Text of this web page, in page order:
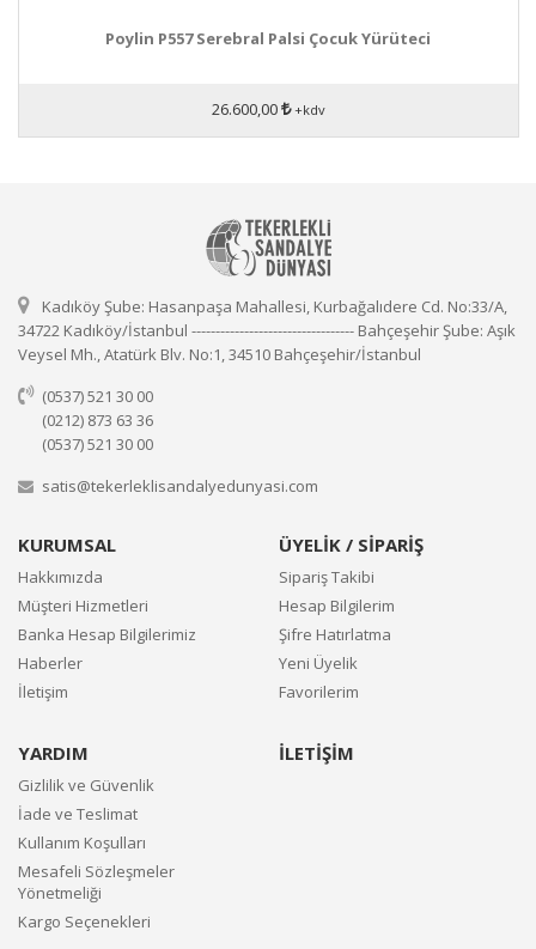
Poylin P557 Serebral Palsi Çocuk Yürüteci
26.600,00 +kdv
Kadıköy Şube: Hasanpaşa Mahallesi, Kurbağalıdere Cd. No:33/A,
34722 Kadıköy/İstanbul ---------------------------------- Bahçeşehir Şube: Aşık
Veysel Mh., Atatürk Blv. No:1, 34510 Bahçeşehir/İstanbul
(0537) 521 30 00
(0212) 873 63 36
(0537) 521 30 00
satis@tekerleklisandalyedunyasi.com
KURUMSAL
Hakkımızda
Müşteri Hizmetleri
Banka Hesap Bilgilerimiz
Haberler
İletişim
ÜYELİK / SİPARİŞ
Sipariş Takibi
Hesap Bilgilerim
Şifre Hatırlatma
Yeni Üyelik
Favorilerim
YARDIM
Gizlilik ve Güvenlik
İade ve Teslimat
Kullanım Koşulları
Mesafeli Sözleşmeler
Yönetmeliği
Kargo Seçenekleri
İLETİŞİM